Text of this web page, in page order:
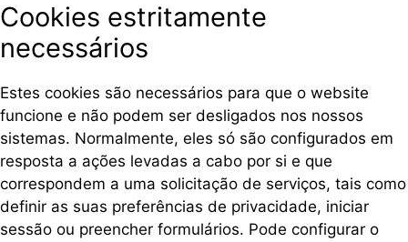
Cookies estritamente
necessários
Estes cookies são necessários para que o website
funcione e não podem ser desligados nos nossos
sistemas. Normalmente, eles só são configurados em
resposta a ações levadas a cabo por si e que
correspondem a uma solicitação de serviços, tais como
definir as suas preferências de privacidade, iniciar
sessão ou preencher formulários. Pode configurar o